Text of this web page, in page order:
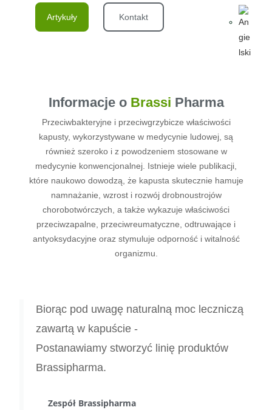
Artykuły Kontakt
Informacje o Brassi Pharma
Przeciwbakteryjne i przeciwgrzybicze właściwości
kapusty, wykorzystywane w medycynie ludowej, są
również szeroko i z powodzeniem stosowane w
medycynie konwencjonalnej. Istnieje wiele publikacji,
które naukowo dowodzą, że kapusta skutecznie hamuje
namnażanie, wzrost i rozwój drobnoustrojów
chorobotwórczych, a także wykazuje właściwości
przeciwzapalne, przeciwreumatyczne, odtruwające i
antyoksydacyjne oraz stymuluje odporność i witalność
organizmu.
Biorąc pod uwagę naturalną moc leczniczą
zawartą w kapuście -
Postanawiamy stworzyć linię produktów
Brassipharma.
Zespół Brassipharma